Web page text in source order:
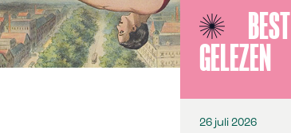
BEST
GELEZEN
26 juli 2026